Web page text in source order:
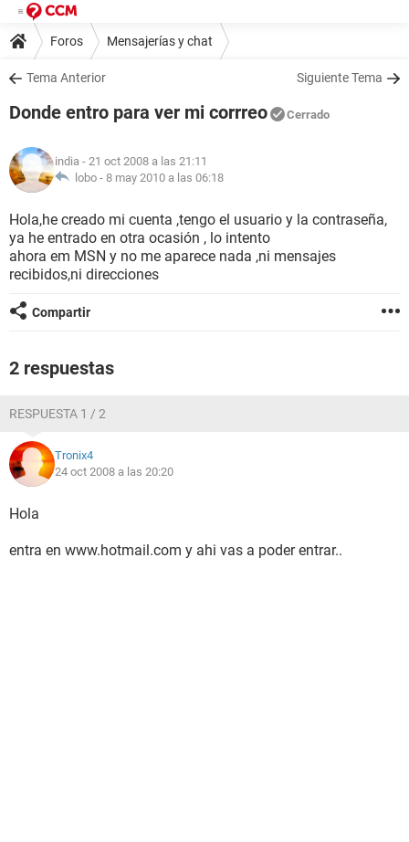
Foros Mensajerías y chat
Tema Anterior Siguiente Tema
Donde entro para ver mi corrreo Cerrado
india - 21 oct 2008 a las 21:11
lobo - 8 may 2010 a las 06:18
Hola,he creado mi cuenta ,tengo el usuario y la contraseña,
ya he entrado en otra ocasión , lo intento
ahora em MSN y no me aparece nada ,ni mensajes
recibidos,ni direcciones
Compartir
2 respuestas
RESPUESTA 1 / 2
Tronix4
24 oct 2008 a las 20:20
Hola
entra en www.hotmail.com y ahi vas a poder entrar..